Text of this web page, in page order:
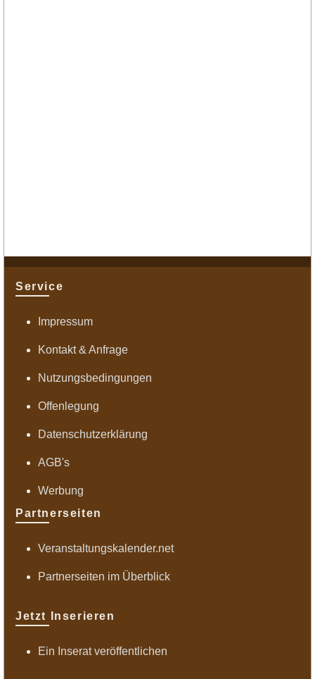
Service
Impressum
Kontakt & Anfrage
Nutzungsbedingungen
Offenlegung
Datenschutzerklärung
AGB's
Werbung
Partnerseiten
Veranstaltungskalender.net
Partnerseiten im Überblick
Jetzt Inserieren
Ein Inserat veröffentlichen